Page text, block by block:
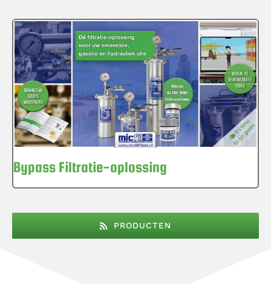
Bypass Filtratie-oplossing
PRODUCTEN